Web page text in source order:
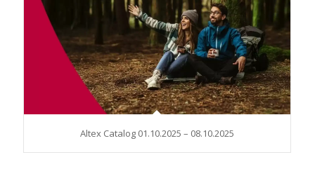
Altex Catalog 01.10.2025 – 08.10.2025